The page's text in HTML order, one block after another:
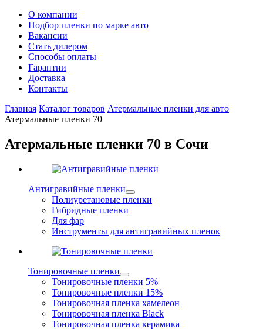
О компании
Подбор пленки по марке авто
Вакансии
Стать дилером
Способы оплаты
Гарантии
Доставка
Контакты
Главная Каталог товаров Атермальные пленки для авто
Атермальные пленки 70
Атермальные пленки 70 в Сочи
Антигравийные пленки
Полиуретановые пленки
Гибридные пленки
Для фар
Инструменты для антигравийных пленок
Тонировочные пленки
Тонировочные пленки 5%
Тонировочные пленки 15%
Тонировочная пленка хамелеон
Тонировочная пленка Black
Тонировочная пленка керамика